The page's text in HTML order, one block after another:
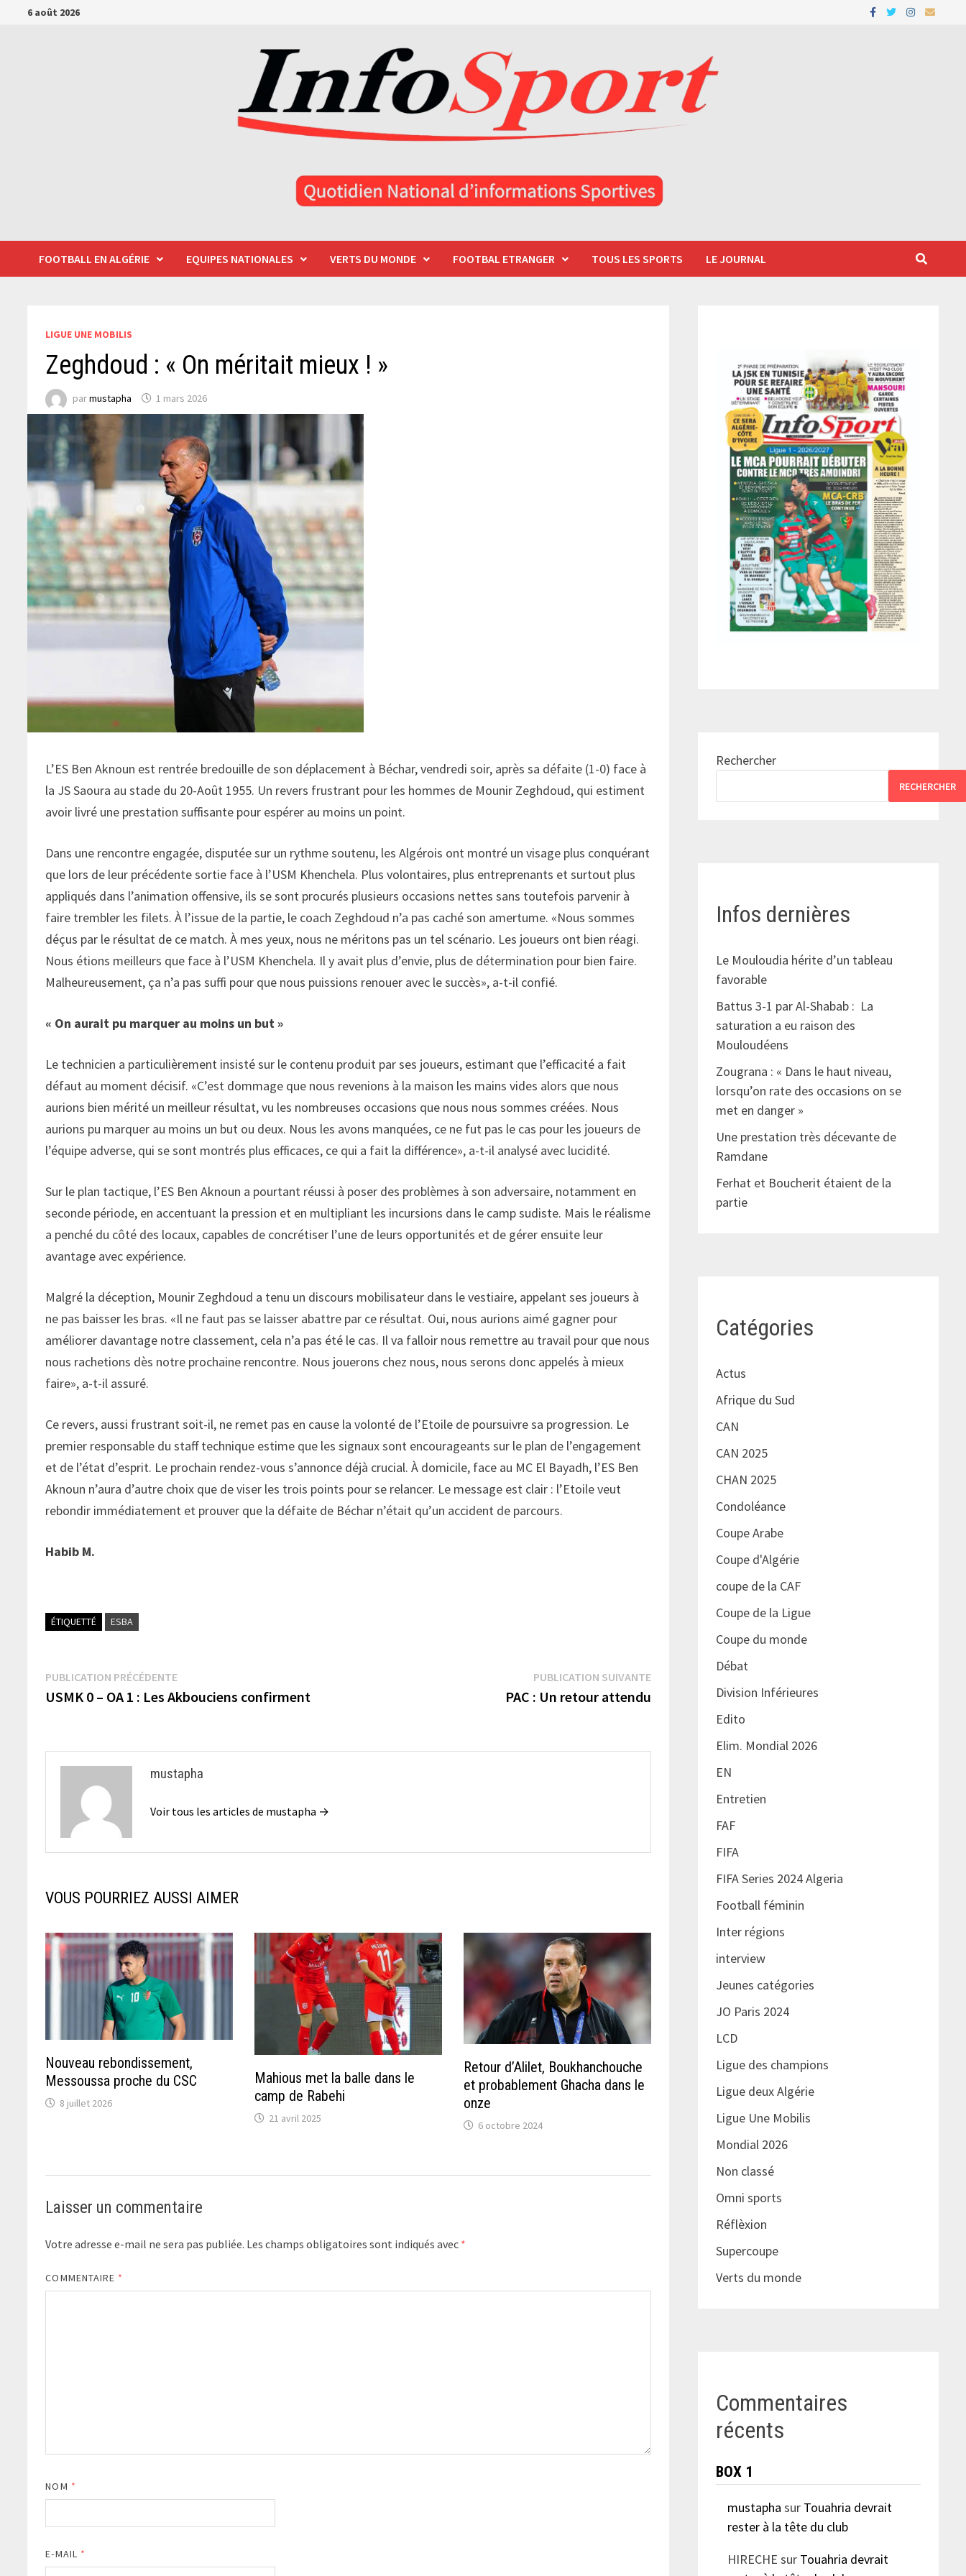
Passer6 août 2026
FOOTBALL EN ALGÉRIE EQUIPES NATIONALES VERTS DU MONDE FOOTBAL ETRANGER TOUS LES SPORTS LE JOURNAL
LIGUE UNE MOBILIS
Zeghdoud : « On méritait mieux ! »
parmustapha 1 mars 2026
L’ES Ben Aknoun est rentrée bredouille de son déplacement à Béchar, vendredi soir, après sa défaite (1-0) face à
la JS Saoura au stade du 20-Août 1955. Un revers frustrant pour les hommes de Mounir Zeghdoud, qui estiment
avoir livré une prestation suffisante pour espérer au moins un point.
Dans une rencontre engagée, disputée sur un rythme soutenu, les Algérois ont montré un visage plus conquérant
que lors de leur précédente sortie face à l’USM Khenchela. Plus volontaires, plus entreprenants et surtout plus
appliqués dans l’animation offensive, ils se sont procurés plusieurs occasions nettes sans toutefois parvenir à
faire trembler les filets. À l’issue de la partie, le coach Zeghdoud n’a pas caché son amertume. «Nous sommes
déçus par le résultat de ce match. À mes yeux, nous ne méritons pas un tel scénario. Les joueurs ont bien réagi.
Nous étions meilleurs que face à l’USM Khenchela. Il y avait plus d’envie, plus de détermination pour bien faire.
Malheureusement, ça n’a pas suffi pour que nous puissions renouer avec le succès», a-t-il confié.
« On aurait pu marquer au moins un but »
Le technicien a particulièrement insisté sur le contenu produit par ses joueurs, estimant que l’efficacité a fait
défaut au moment décisif. «C’est dommage que nous revenions à la maison les mains vides alors que nous
aurions bien mérité un meilleur résultat, vu les nombreuses occasions que nous nous sommes créées. Nous
aurions pu marquer au moins un but ou deux. Nous les avons manquées, ce ne fut pas le cas pour les joueurs de
l’équipe adverse, qui se sont montrés plus efficaces, ce qui a fait la différence», a-t-il analysé avec lucidité.
Sur le plan tactique, l’ES Ben Aknoun a pourtant réussi à poser des problèmes à son adversaire, notamment en
seconde période, en accentuant la pression et en multipliant les incursions dans le camp sudiste. Mais le réalisme
a penché du côté des locaux, capables de concrétiser l’une de leurs opportunités et de gérer ensuite leur
avantage avec expérience.
Malgré la déception, Mounir Zeghdoud a tenu un discours mobilisateur dans le vestiaire, appelant ses joueurs à
ne pas baisser les bras. «Il ne faut pas se laisser abattre par ce résultat. Oui, nous aurions aimé gagner pour
améliorer davantage notre classement, cela n’a pas été le cas. Il va falloir nous remettre au travail pour que nous
nous rachetions dès notre prochaine rencontre. Nous jouerons chez nous, nous serons donc appelés à mieux
faire», a-t-il assuré.
Ce revers, aussi frustrant soit-il, ne remet pas en cause la volonté de l’Etoile de poursuivre sa progression. Le
premier responsable du staff technique estime que les signaux sont encourageants sur le plan de l’engagement
et de l’état d’esprit. Le prochain rendez-vous s’annonce déjà crucial. À domicile, face au MC El Bayadh, l’ES Ben
Aknoun n’aura d’autre choix que de viser les trois points pour se relancer. Le message est clair : l’Etoile veut
rebondir immédiatement et prouver que la défaite de Béchar n’était qu’un accident de parcours.
Habib M.
ÉTIQUETTÉ ESBA
Navigation
de
PUBLICATION PRÉCÉDENTEPublication
précédente :
USMK 0 – OA 1 : Les Akbouciens confirment
PUBLICATION SUIVANTEPublication
suivante :
PAC : Un retour attendu
mustapha
Voir tous les articles de mustapha →
VOUS POURRIEZ AUSSI AIMER
Nouveau rebondissement,
Messoussa proche du CSC
8 juillet 2026
Mahious met la balle dans le
camp de Rabehi
21 avril 2025
Retour d’Alilet, Boukhanchouche
et probablement Ghacha dans le
onze
6 octobre 2024
Laisser un commentaire
Votre adresse e-mail ne sera pas publiée. Les champs obligatoires sont indiqués avec *
COMMENTAIRE *
NOM *
E-MAIL *
Rechercher
RECHERCHER
Infos dernières
Le Mouloudia hérite d’un tableau
favorable
Battus 3-1 par Al-Shabab : La
saturation a eu raison des
Mouloudéens
Zougrana : « Dans le haut niveau,
lorsqu’on rate des occasions on se
met en danger »
Une prestation très décevante de
Ramdane
Ferhat et Boucherit étaient de la
partie
Catégories
Actus
Afrique du Sud
CAN
CAN 2025
CHAN 2025
Condoléance
Coupe Arabe
Coupe d'Algérie
coupe de la CAF
Coupe de la Ligue
Coupe du monde
Débat
Division Inférieures
Edito
Elim. Mondial 2026
EN
Entretien
FAF
FIFA
FIFA Series 2024 Algeria
Football féminin
Inter régions
interview
Jeunes catégories
JO Paris 2024
LCD
Ligue des champions
Ligue deux Algérie
Ligue Une Mobilis
Mondial 2026
Non classé
Omni sports
Réflèxion
Supercoupe
Verts du monde
Commentaires
récents
BOX 1
mustapha sur Touahria devrait
rester à la tête du club
HIRECHE sur Touahria devrait